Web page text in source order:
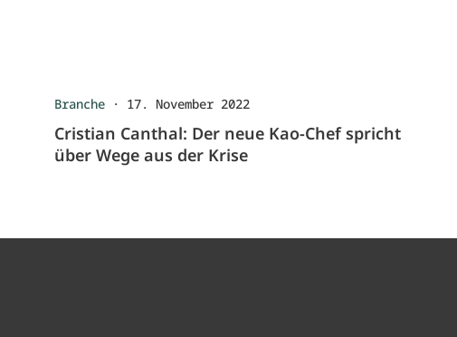
Branche· 17. November 2022
Cristian Canthal: Der neue Kao-Chef spricht
über Wege aus der Krise